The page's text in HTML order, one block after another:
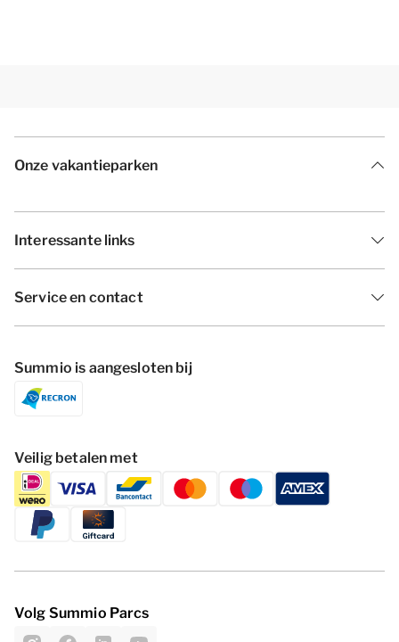
Onze vakantieparken
Interessante links
Service en contact
Summio is aangesloten bij
Veilig betalen met
Volg Summio Parcs